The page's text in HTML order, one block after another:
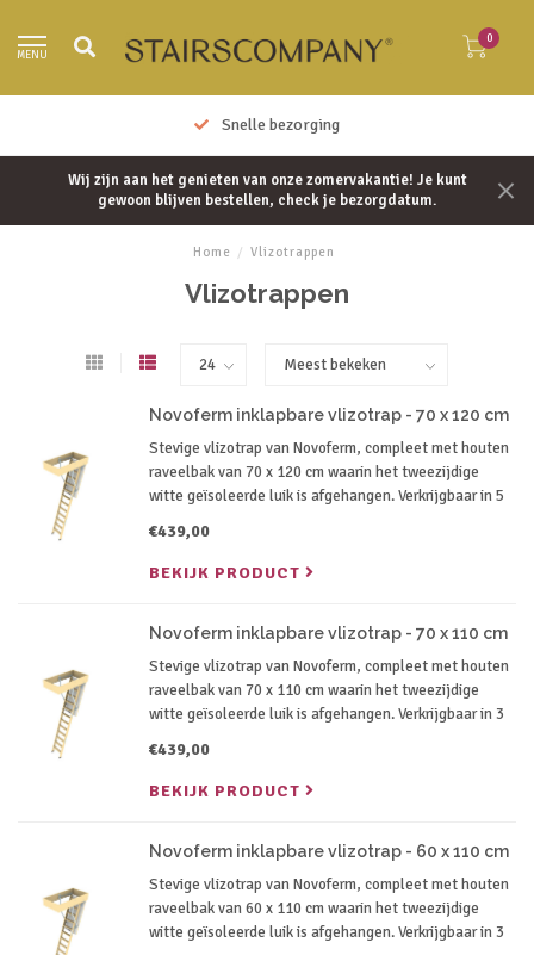
MENU
0
Snelle bezorging
Wij zijn aan het genieten van onze zomervakantie! Je kunt
gewoon blijven bestellen, check je bezorgdatum.
Home / Vlizotrappen
Vlizotrappen
Novoferm inklapbare vlizotrap - 70 x 120 cm
Stevige vlizotrap van Novoferm, compleet met houten
raveelbak van 70 x 120 cm waarin het tweezijdige
witte geïsoleerde luik is afgehangen. Verkrijgbaar in 5
afhankelijk van je plafondhoogte.
€439,00
BEKIJK PRODUCT
Novoferm inklapbare vlizotrap - 70 x 110 cm
Stevige vlizotrap van Novoferm, compleet met houten
raveelbak van 70 x 110 cm waarin het tweezijdige
witte geïsoleerde luik is afgehangen. Verkrijgbaar in 3
afhankelijk van je plafondhoogte.
€439,00
BEKIJK PRODUCT
Novoferm inklapbare vlizotrap - 60 x 110 cm
Stevige vlizotrap van Novoferm, compleet met houten
raveelbak van 60 x 110 cm waarin het tweezijdige
witte geïsoleerde luik is afgehangen. Verkrijgbaar in 3